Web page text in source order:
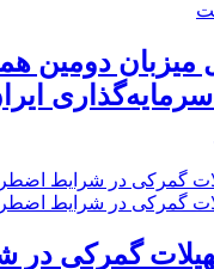
میزبان دومین
سرمایه‌گذاری
گمرکی در